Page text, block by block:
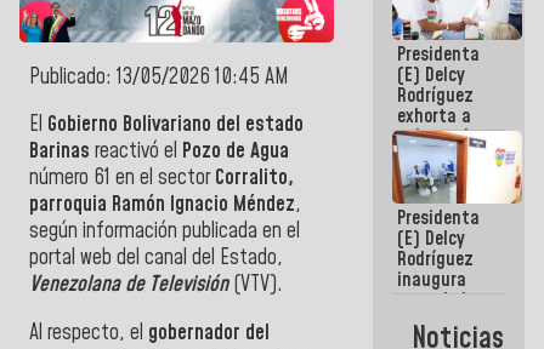
Publicado: 13/05/2026 10:45 AM
El Gobierno Bolivariano del estado
Barinas reactivó el Pozo de Agua
número 61 en el sectorCorralito,
parroquia Ramón Ignacio Méndez,
según información publicada en el
portal web del canal del Estado,
Venezolana de Televisión(VTV).
Al respecto, el gobernador del
Viceministerio
de Energía
Eléctrica y
CORPOELEC
Presidenta
(E) Delcy
Rodríguez
exhorta a
gobernadores
y alcaldes a
edificar
casas para
abuelos
Presidenta
(E) Delcy
Rodríguez
inaugura
casa de los
Abuelos
Primavera
Noticias